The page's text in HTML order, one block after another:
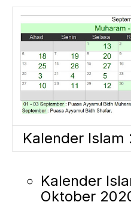
Kalender
Kalender
Oktober